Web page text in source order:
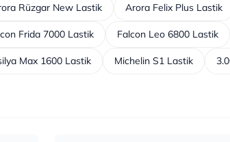
Rüzgar New Lastik Arora Felix Plus Lastik
Frida 7000 Lastik Falcon Leo 6800 Lastik
Max 1600 Lastik Michelin S1 Lastik